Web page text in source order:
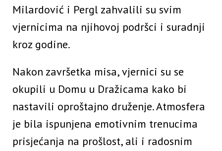
Milardović i Pergl zahvalili su svim
vjernicima na njihovoj podršci i suradnji
kroz godine.
Nakon završetka misa, vjernici su se
okupili u Domu u Dražicama kako bi
nastavili oproštajno druženje. Atmosfera
je bila ispunjena emotivnim trenucima
prisjećanja na prošlost, ali i radosnim